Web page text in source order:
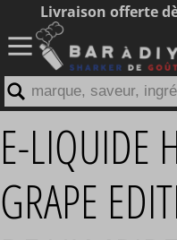
E-LIQUIDE
GRAPE
Livraison offerte